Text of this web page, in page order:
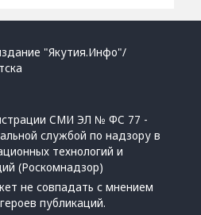
"Якутия.Инфо"/
СМИ ЭЛ № ФС 77 -
службой по надзору в
технологий и
(Роскомнадзор)
не совпадать с мнением
публикаций.